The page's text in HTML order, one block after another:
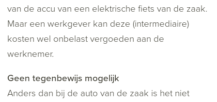
van de accu van een elektrische fiets van de zaak.
Maar een werkgever kan deze (intermediaire)
kosten wel onbelast vergoeden aan de
werknemer.
Geen tegenbewijs mogelijk
Anders dan bij de auto van de zaak is het niet